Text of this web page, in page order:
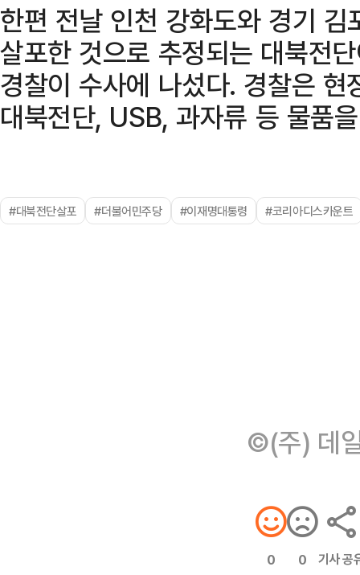
한편 전날 인천 강화도와 경기
살포한 것으로 추정되는 대북전
경찰이 수사에 나섰다. 경찰은
대북전단, USB, 과자류 등 물품
#대북전단살포 #더불어민주당 #이재명대통령 #코리아디스카운트
©(주) 데
0 0 기사 공